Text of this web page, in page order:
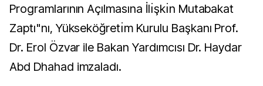
Programlarının Açılmasına İlı̇şkı̇n Mutabakat
Zaptı"nı, Yükseköğretı̇m Kurulu Başkanı Prof.
Dr. Erol Özvar ile Bakan Yardımcısı Dr. Haydar
Abd Dhahad imzaladı.